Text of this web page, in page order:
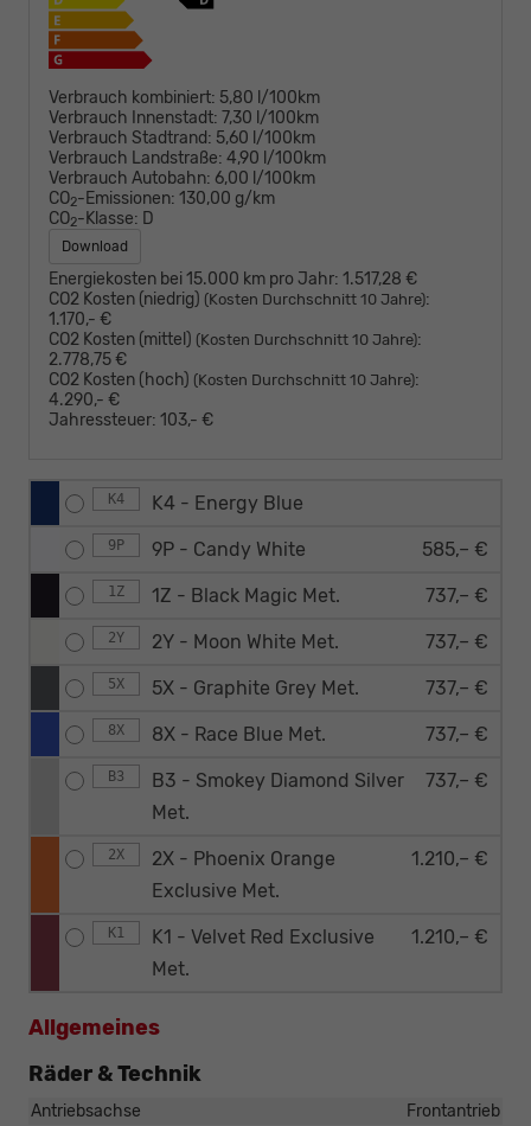
Verbrauch kombiniert: 5,80 l/100km
Verbrauch Innenstadt: 7,30 l/100km
Verbrauch Stadtrand: 5,60 l/100km
Verbrauch Landstraße: 4,90 l/100km
Verbrauch Autobahn: 6,00 l/100km
CO2-Emissionen: 130,00 g/km
CO2-Klasse: D
Download
Energiekosten bei 15.000 km pro Jahr: 1.517,28 €
CO2 Kosten (niedrig) (Kosten Durchschnitt 10 Jahre):
1.170,- €
CO2 Kosten (mittel) (Kosten Durchschnitt 10 Jahre):
2.778,75 €
CO2 Kosten (hoch) (Kosten Durchschnitt 10 Jahre):
4.290,- €
Jahressteuer: 103,- €
K4 K4 - Energy Blue
9P 9P - Candy White 585,– €
1Z 1Z - Black Magic Met. 737,– €
2Y 2Y - Moon White Met. 737,– €
5X 5X - Graphite Grey Met. 737,– €
8X 8X - Race Blue Met. 737,– €
B3
B3 - Smokey Diamond Silver
Met.
737,– €
2X
2X - Phoenix Orange
Exclusive Met.
1.210,– €
K1
K1 - Velvet Red Exclusive
Met.
1.210,– €
Allgemeines
Räder & Technik
Antriebsachse Frontantrieb